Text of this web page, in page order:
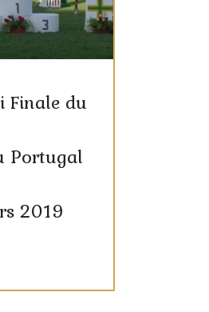
Finale du
Portugal
2019